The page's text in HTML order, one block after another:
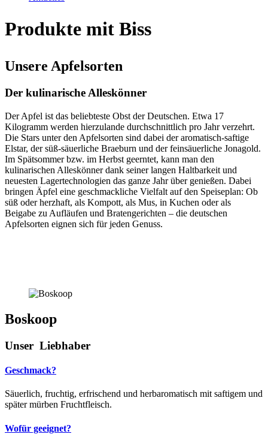
Produkte mit Biss
Unsere Apfelsorten
Der kulinarische Alleskönner
Der Apfel ist das beliebteste Obst der Deutschen. Etwa 17
Kilogramm werden hierzulande durchschnittlich pro Jahr verzehrt.
Die Stars unter den Apfelsorten sind dabei der aromatisch-saftige
Elstar, der süß-säuerliche Braeburn und der feinsäuerliche Jonagold.
Im Spätsommer bzw. im Herbst geerntet, kann man den
kulinarischen Alleskönner dank seiner langen Haltbarkeit und
neuesten Lagertechnologien das ganze Jahr über genießen. Dabei
bringen Äpfel eine geschmackliche Vielfalt auf den Speiseplan: Ob
süß oder herzhaft, als Kompott, als Mus, in Kuchen oder als
Beigabe zu Aufläufen und Bratengerichten – die deutschen
Apfelsorten eignen sich für jeden Genuss.
Boskoop
Unser Liebhaber
Geschmack?
Säuerlich, fruchtig, erfrischend und herbaromatisch mit saftigem und
später mürben Fruchtfleisch.
Wofür geeignet?